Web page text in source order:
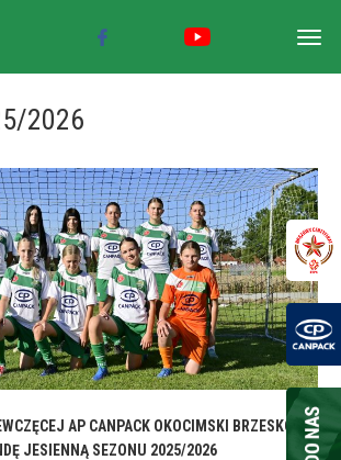
2026
AP CANPACK OKOCIMSKI BRZESKO NA
JESIENNĄ SEZONU 2025/2026